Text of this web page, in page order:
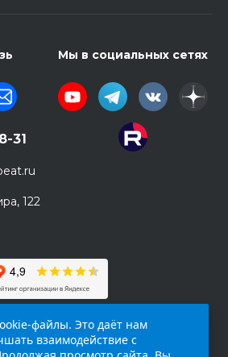
31
122
Мы в социальных сетях
файлы. Это даёт нам
взаимодействие с